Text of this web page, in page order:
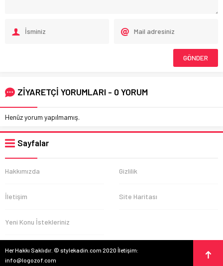
ZİYARETÇİ YORUMLARI - 0 YORUM
Henüz yorum yapılmamış.
Sayfalar
Hakkımızda Gizlilik
İletişim Site Haritası
Yeni Konu İstekleriniz
Her Hakkı Saklıdır. © stylekadin.com 2020 İletişim:
info@logozof.com